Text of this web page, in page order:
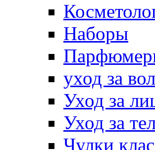
Наборы
уход за
Уход за
Уход за
Чулки